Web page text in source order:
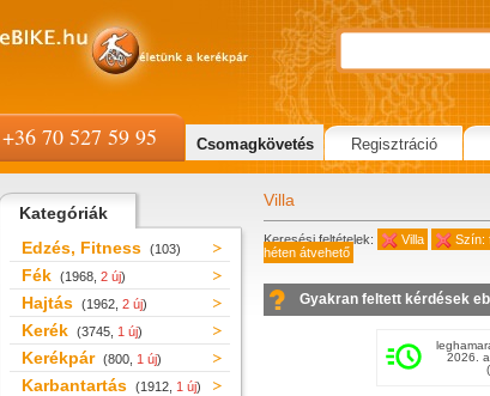
Kategóriák
Edzés, Fitness (103)
Fék (1968, 2 új)
Hajtás (1962, 2 új)
Kerék (3745, 1 új)
Kerékpár (800, 1 új)
Karbantartás (1912, 1 új)
Villa
Keresési feltételek: Villa Szín:
héten átvehető
Gyakran feltett kérdések
2026.
+36 70 527 59 95 Csomagkövetés Regisztráció